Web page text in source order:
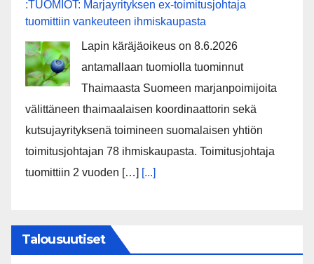
:TUOMIOT: Marjayrityksen ex-toimitusjohtaja
tuomittiin vankeuteen ihmiskaupasta
Lapin käräjäoikeus on 8.6.2026
antamallaan tuomiolla tuominnut
Thaimaasta Suomeen marjanpoimijoita
välittäneen thaimaalaisen koordinaattorin sekä
kutsujayrityksenä toimineen suomalaisen yhtiön
toimitusjohtajan 78 ihmiskaupasta. Toimitusjohtaja
tuomittiin 2 vuoden […] [...]
Talousuutiset